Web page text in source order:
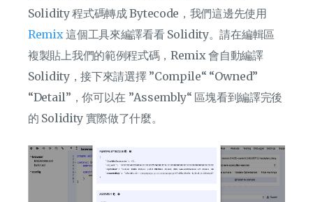
Solidity 程式碼轉成 Bytecode，我們這邊先使用
Remix這個工具來編譯看看 Solidity。請在編輯區
複製貼上我們的範例程式碼，Remix 會自動編譯
Solidity，接下來請選擇 ”Compile“ “Owned”
“Detail”，你可以在 ”Assembly“ 區塊看到編譯完後
的 Solidity 實際做了什麼。